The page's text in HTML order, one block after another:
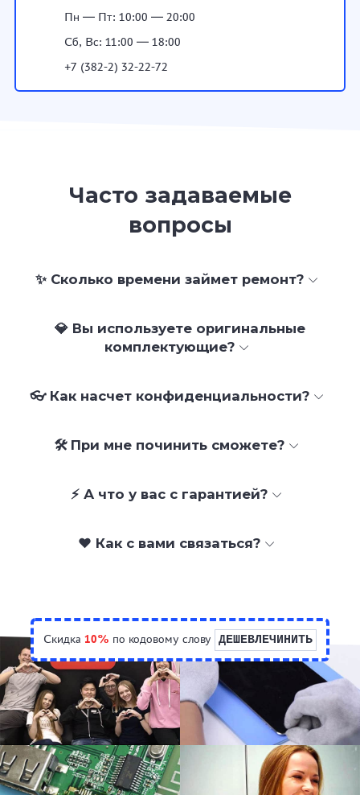
Пн — Пт: 10:00 — 20:00
Сб, Вс: 11:00 — 18:00
+7 (382-2) 32-22-72
Часто задаваемые
вопросы
✨ Сколько времени займет ремонт?
💎 Вы используете оригинальные
комплектующие?
👓 Как насчет конфиденциальности?
🛠 При мне починить сможете?
⚡ А что у вас с гарантией?
❤️ Как с вами связаться?
Скидка 10% по кодовому слову ДЕШЕВЛЕЧИНИТЬ